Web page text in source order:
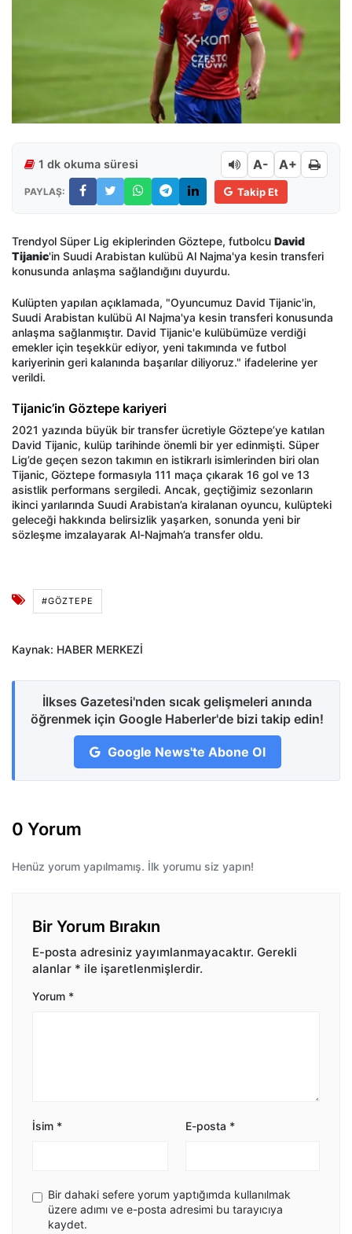
1 dk okuma süresi A- A+
PAYLAŞ: Takip Et
Trendyol Süper Lig ekiplerinden Göztepe, futbolcu David
Tijanic'in Suudi Arabistan kulübü Al Najma'ya kesin transferi
konusunda anlaşma sağlandığını duyurdu.
Kulüpten yapılan açıklamada, "Oyuncumuz David Tijanic'in,
Suudi Arabistan kulübü Al Najma'ya kesin transferi konusunda
anlaşma sağlanmıştır. David Tijanic'e kulübümüze verdiği
emekler için teşekkür ediyor, yeni takımında ve futbol
kariyerinin geri kalanında başarılar diliyoruz." ifadelerine yer
verildi.
Tijanic’in Göztepe kariyeri
2021 yazında büyük bir transfer ücretiyle Göztepe’ye katılan
David Tijanic, kulüp tarihinde önemli bir yer edinmişti. Süper
Lig’de geçen sezon takımın en istikrarlı isimlerinden biri olan
Tijanic, Göztepe formasıyla 111 maça çıkarak 16 gol ve 13
asistlik performans sergiledi. Ancak, geçtiğimiz sezonların
ikinci yarılarında Suudi Arabistan’a kiralanan oyuncu, kulüpteki
geleceği hakkında belirsizlik yaşarken, sonunda yeni bir
sözleşme imzalayarak Al-Najmah’a transfer oldu.
#GÖZTEPE
Kaynak: HABER MERKEZİ
İlkses Gazetesi'nden sıcak gelişmeleri anında
öğrenmek için Google Haberler'de bizi takip edin!
Google News'te Abone Ol
0 Yorum
Henüz yorum yapılmamış. İlk yorumu siz yapın!
Bir Yorum Bırakın
E-posta adresiniz yayımlanmayacaktır. Gerekli
alanlar * ile işaretlenmişlerdir.
Yorum *
İsim * E-posta *
Bir dahaki sefere yorum yaptığımda kullanılmak
üzere adımı ve e-posta adresimi bu tarayıcıya
kaydet.